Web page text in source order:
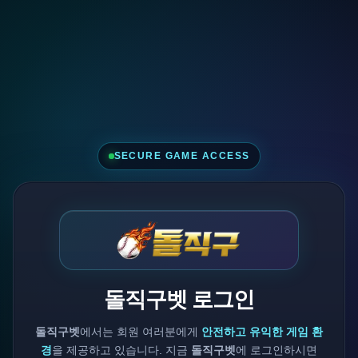
SECURE GAME ACCESS
돌직구벳 로그인
돌직구벳에서는 회원 여러분에게 안전하고 유익한 게임 환
경을 제공하고 있습니다. 지금 돌직구벳에 로그인하시면